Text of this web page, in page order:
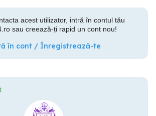
acest utilizator, intră în contul tău
sau creează-ți rapid un cont nou!
în cont / Înregistrează-te